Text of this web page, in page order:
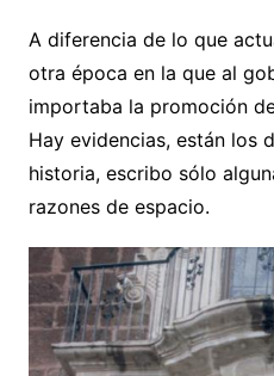
A diferencia de lo que
otra época en la que al
importaba la promoción
Hay evidencias, están los
historia, escribo sólo
razones de espacio.